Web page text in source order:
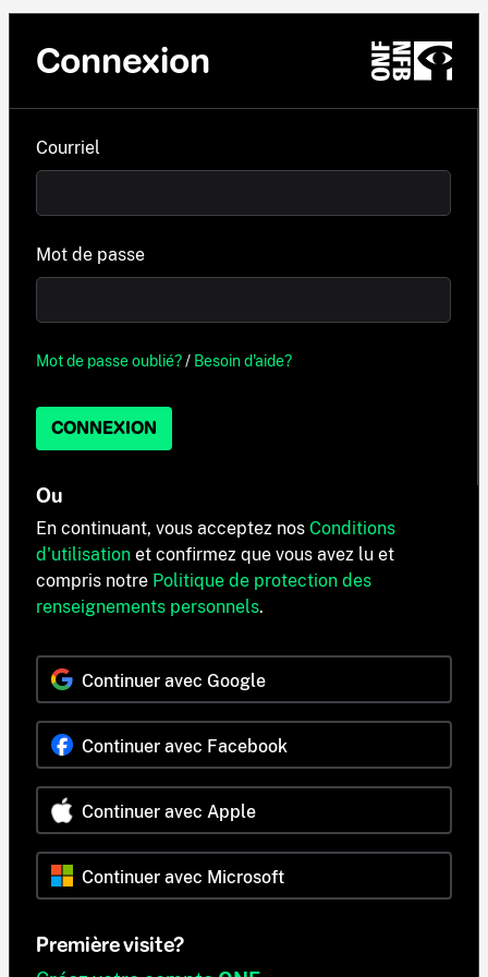
Connexion
Courriel
Mot de passe
Mot de passe oublié?/ Besoin d'aide?
CONNEXION
Ou
En continuant, vous acceptez nos Conditions
d'utilisation et confirmez que vous avez lu et
compris notre Politique de protection des
renseignements personnels.
Continuer avec Google
Continuer avec Facebook
Continuer avec Apple
Continuer avec Microsoft
Première visite?